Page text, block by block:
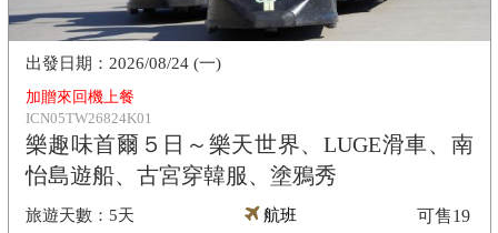
加贈來回機上餐
ICN05TW26824K01
樂趣味首爾５日～樂天世界、LUGE滑車、南
怡島遊船、古宮穿韓服、塗鴉秀
5天
2026/08/24 (一)
航班 可售19